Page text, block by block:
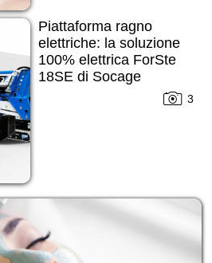
Piattaforma ragno
elettriche: la soluzione
100% elettrica ForSte
18SE di Socage
3